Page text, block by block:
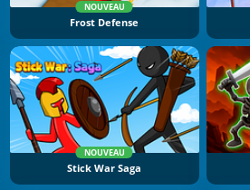
NOUVEAU
Frost Defense
NOUVEAU
Stick War Saga